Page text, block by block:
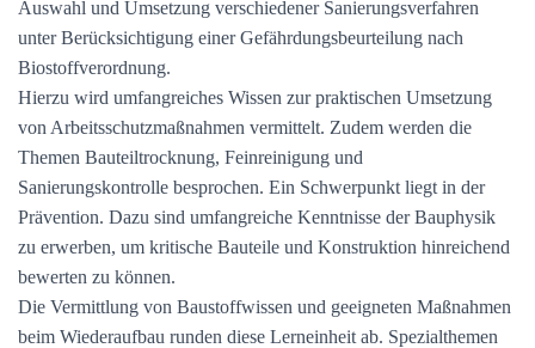
Auswahl und Umsetzung verschiedener Sanierungsverfahren
unter Berücksichtigung einer Gefährdungsbeurteilung nach
Biostoffverordnung.
Hierzu wird umfangreiches Wissen zur praktischen Umsetzung
von Arbeitsschutzmaßnahmen vermittelt. Zudem werden die
Themen Bauteiltrocknung, Feinreinigung und
Sanierungskontrolle besprochen. Ein Schwerpunkt liegt in der
Prävention. Dazu sind umfangreiche Kenntnisse der Bauphysik
zu erwerben, um kritische Bauteile und Konstruktion hinreichend
bewerten zu können.
Die Vermittlung von Baustoffwissen und geeigneten Maßnahmen
beim Wiederaufbau runden diese Lerneinheit ab. Spezialthemen